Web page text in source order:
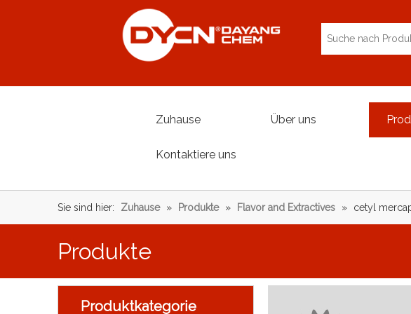
Zuhause Über uns
Kontaktiere uns
Sie sind hier: Zuhause » Produkte » Flavor and Extractives » cetyl
Produkte
Produktkategorie